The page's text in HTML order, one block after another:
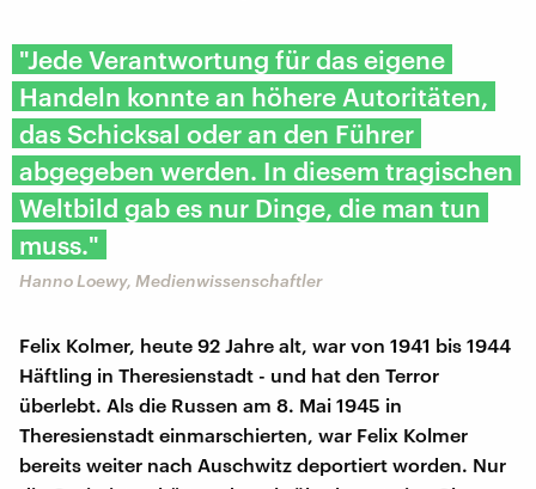
"Jede Verantwortung für das eigene
Handeln konnte an höhere Autoritäten,
das Schicksal oder an den Führer
abgegeben werden. In diesem tragischen
Weltbild gab es nur Dinge, die man tun
muss."
Hanno Loewy, Medienwissenschaftler
Felix Kolmer, heute 92 Jahre alt, war von 1941 bis 1944
Häftling in Theresienstadt - und hat den Terror
überlebt. Als die Russen am 8. Mai 1945 in
Theresienstadt einmarschierten, war Felix Kolmer
bereits weiter nach Auschwitz deportiert worden. Nur